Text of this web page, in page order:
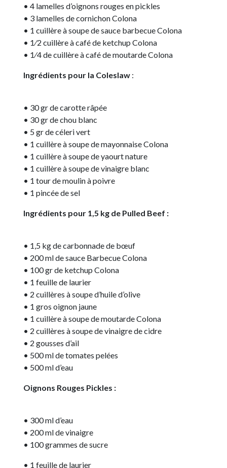
• 4 lamelles d’oignons rouges en pickles
• 3 lamelles de cornichon Colona
• 1 cuillère à soupe de sauce barbecue Colona
• 1⁄2 cuillère à café de ketchup Colona
• 1⁄4 de cuillère à café de moutarde Colona
Ingrédients pour la Coleslaw:
• 30 gr de carotte râpée
• 30 gr de chou blanc
• 5 gr de céleri vert
• 1 cuillère à soupe de mayonnaise Colona
• 1 cuillère à soupe de yaourt nature
• 1 cuillère à soupe de vinaigre blanc
• 1 tour de moulin à poivre
• 1 pincée de sel
Ingrédients pour 1,5 kg de Pulled Beef :
• 1,5 kg de carbonnade de bœuf
• 200 ml de sauce Barbecue Colona
• 100 gr de ketchup Colona
• 1 feuille de laurier
• 2 cuillères à soupe d’huile d’olive
• 1 gros oignon jaune
• 1 cuillère à soupe de moutarde Colona
• 2 cuillères à soupe de vinaigre de cidre
• 2 gousses d’ail
• 500 ml de tomates pelées
• 500 ml d’eau
Oignons Rouges Pickles :
• 300 ml d’eau
• 200 ml de vinaigre
• 100 grammes de sucre
• 1 feuille de laurier